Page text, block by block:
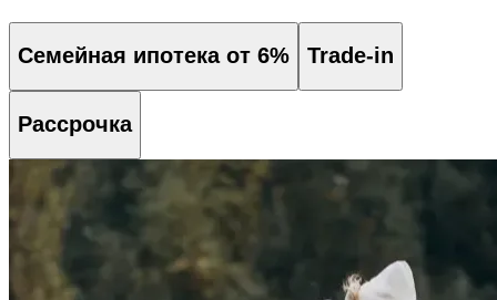
Семейная ипотека от 6% Trade-in
Рассрочка